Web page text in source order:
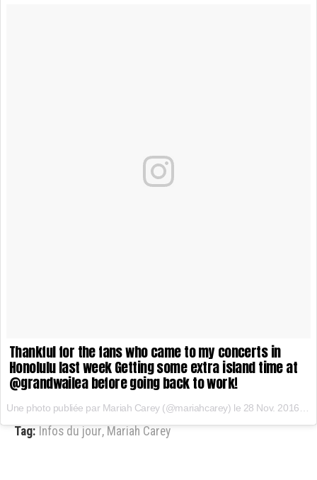
Thankful for the fans who came to my concerts in
Honolulu last week Getting some extra island time at
@grandwailea before going back to work!
Une photo publiée par Mariah Carey (@mariahcarey) le 28 Nov. 2016 à 22h07 PST
Tag: Infos du jour, Mariah Carey